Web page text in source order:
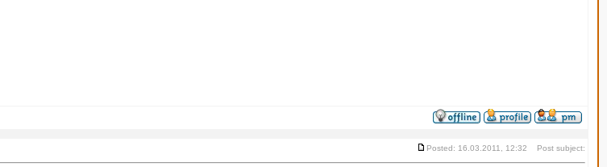
Posted: 16.03.2011, 12:32 Post subject: